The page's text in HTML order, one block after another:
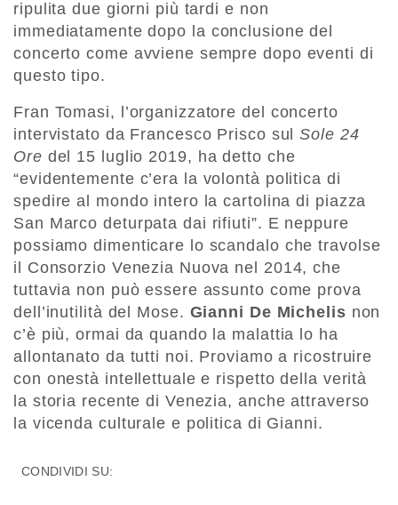
ripulita due giorni più tardi e non
immediatamente dopo la conclusione del
concerto come avviene sempre dopo eventi di
questo tipo.
Fran Tomasi, l’organizzatore del concerto
intervistato da Francesco Prisco sulSole 24
Ore del 15 luglio 2019, ha detto che
“evidentemente c’era la volontà politica di
spedire al mondo intero la cartolina di piazza
San Marco deturpata dai rifiuti”. E neppure
possiamo dimenticare lo scandalo che travolse
il Consorzio Venezia Nuova nel 2014, che
tuttavia non può essere assunto come prova
dell’inutilità del Mose. Gianni De Michelis non
c’è più, ormai da quando la malattia lo ha
allontanato da tutti noi. Proviamo a ricostruire
con onestà intellettuale e rispetto della verità
la storia recente di Venezia, anche attraverso
la vicenda culturale e politica di Gianni.
CONDIVIDI SU: